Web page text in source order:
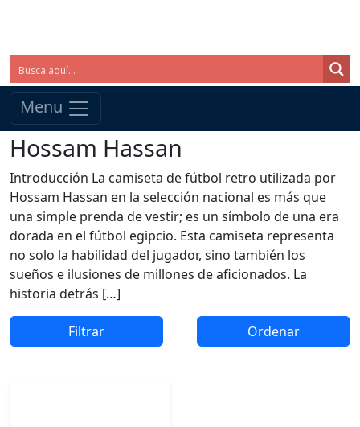
Menu
Hossam Hassan
Introducción La camiseta de fútbol retro utilizada por
Hossam Hassan en la selección nacional es más que
una simple prenda de vestir; es un símbolo de una era
dorada en el fútbol egipcio. Esta camiseta representa
no solo la habilidad del jugador, sino también los
sueños e ilusiones de millones de aficionados. La
historia detrás […]
Filtrar Ordenar